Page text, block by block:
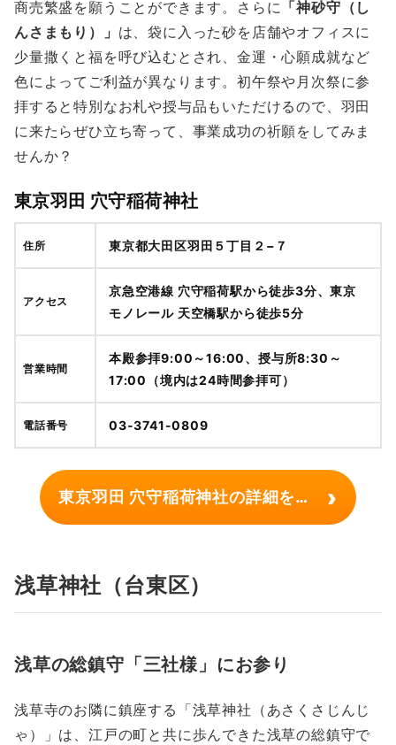
商売繁盛を願うことができます。さらに 「神砂守（し
んさまもり）」 は、袋に入った砂を店舗やオフィスに
少量撒くと福を呼び込むとされ、金運・心願成就など
色によってご利益が異なります。初午祭や月次祭に参
拝すると特別なお札や授与品もいただけるので、羽田
に来たらぜひ立ち寄って、事業成功の祈願をしてみま
せんか？
東京羽田 穴守稲荷神社
住所 東京都大田区羽田５丁目２−７
アクセス
京急空港線 穴守稲荷駅から徒歩3分、東京
モノレール 天空橋駅から徒歩5分
営業時間
本殿参拝9:00～16:00、授与所8:30～
17:00（境内は24時間参拝可）
電話番号 03-3741-0809
東京羽田 穴守稲荷神社の詳細を見る ›
浅草神社（台東区）
浅草の総鎮守「三社様」にお参り
浅草寺のお隣に鎮座する「浅草神社（あさくさじんじ
ゃ）」は、江戸の町と共に歩んできた浅草の総鎮守で